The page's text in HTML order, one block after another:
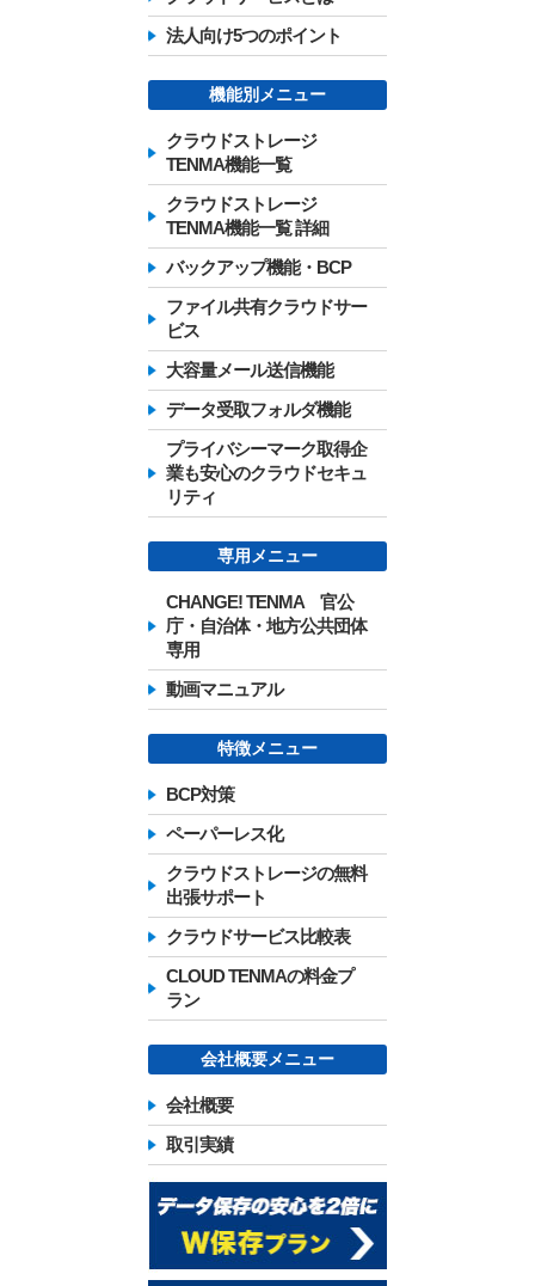
法人向け5つのポイント
機能別メニュー
クラウドストレージ
TENMA機能一覧
クラウドストレージ
TENMA機能一覧 詳細
バックアップ機能・BCP
ファイル共有クラウドサー
ビス
大容量メール送信機能
データ受取フォルダ機能
プライバシーマーク取得企
業も安心のクラウドセキュ
リティ
専用メニュー
CHANGE! TENMA 官公
庁・自治体・地方公共団体
専用
動画マニュアル
特徴メニュー
BCP対策
ペーパーレス化
クラウドストレージの無料
出張サポート
クラウドサービス比較表
CLOUD TENMAの料金プ
ラン
会社概要メニュー
会社概要
取引実績